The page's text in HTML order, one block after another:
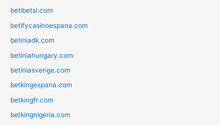
betibetsl.com
betifycasinoespana.com
betiniadk.com
betiniahungary.com
betiniasverige.com
betkingespana.com
betkingfr.com
betkingnigeria.com